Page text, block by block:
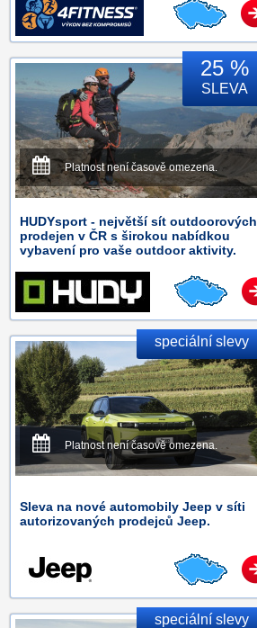
25 %
SLEVA
Platnost není časově omezena.
HUDYsport - největší sít outdoorových
prodejen v ČR s širokou nabídkou
vybavení pro vaše outdoor aktivity.
speciální slevy
Platnost není časově omezena.
Sleva na nové automobily Jeep v síti
autorizovaných prodejců Jeep.
speciální slevy